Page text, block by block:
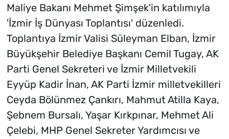
Maliye Bakanı Mehmet Şimşek'in katılımıyla
'İzmir İş Dünyası Toplantısı' düzenledi.
Toplantıya İzmir Valisi Süleyman Elban, İzmir
Büyükşehir Belediye Başkanı Cemil Tugay, AK
Parti Genel Sekreteri ve İzmir Milletvekili
Eyyüp Kadir İnan, AK Parti İzmir milletvekilleri
Ceyda Bölünmez Çankırı, Mahmut Atilla Kaya,
Şebnem Bursalı, Yaşar Kırkpınar, Mehmet Ali
Çelebi, MHP Genel Sekreter Yardımcısı ve